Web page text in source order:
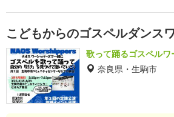
こどもからのゴスペルダンス
歌って踊るゴスペルワ
奈良県・生駒市